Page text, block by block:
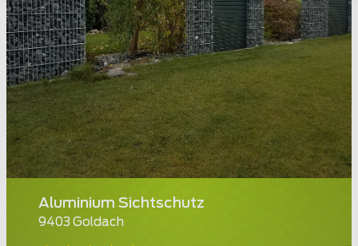
Aluminium Sichtschutz
9403 Goldach